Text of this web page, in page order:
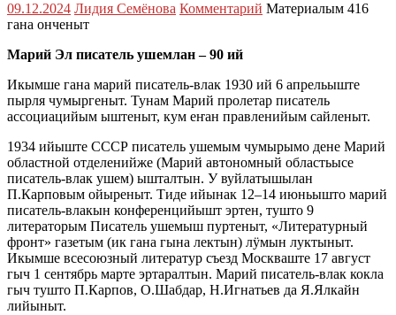
09.12.2024 Лидия Семёнова Комментарий Материалым 416
гана онченыт
Марий Эл писатель ушемлан – 90 ий
Икымше гана марий писатель-влак 1930 ий 6 апрельыште
пырля чумыргеныт. Тунам Марий пролетар писатель
ассоциацийым ыштеныт, кум еҥан правленийым сайленыт.
1934 ийыште СССР писатель ушемым чумырымо дене Марий
областной отделенийже (Марий автономный областьысе
писатель-влак ушем) ышталтын. У вуйлатышылан
П.Карповым ойыреныт. Тиде ийынак 12–14 июньышто марий
писатель-влакын конференцийышт эртен, тушто 9
литераторым Писатель ушемыш пуртеныт, «Литературный
фронт» газетым (ик гана гына лектын) лӱмын луктыныт.
Икымше всесоюзный литератур съезд Москваште 17 август
гыч 1 сентябрь марте эртаралтын. Марий писатель-влак кокла
гыч тушто П.Карпов, О.Шабдар, Н.Игнатьев да Я.Ялкайн
лийыныт.